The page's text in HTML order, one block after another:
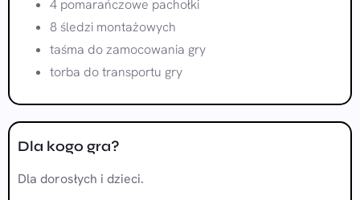
4 pomarańczowe pachołki
8 śledzi montażowych
taśma do zamocowania gry
torba do transportu gry
Dla kogo gra?
Dla dorosłych i dzieci.